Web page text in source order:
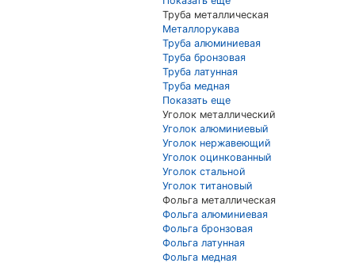
Труба металлическая
Металлорукава
Труба алюминиевая
Труба бронзовая
Труба латунная
Труба медная
Показать еще
Уголок металлический
Уголок алюминиевый
Уголок нержавеющий
Уголок оцинкованный
Уголок стальной
Уголок титановый
Фольга металлическая
Фольга алюминиевая
Фольга бронзовая
Фольга латунная
Фольга медная